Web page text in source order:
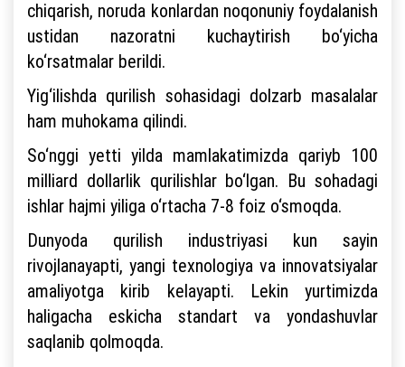
chiqarish, noruda konlardan noqonuniy foydalanish
ustidan nazoratni kuchaytirish bo‘yicha
ko‘rsatmalar berildi.
Yig‘ilishda qurilish sohasidagi dolzarb masalalar
ham muhokama qilindi.
So‘nggi yetti yilda mamlakatimizda qariyb 100
milliard dollarlik qurilishlar bo‘lgan. Bu sohadagi
ishlar hajmi yiliga o‘rtacha 7-8 foiz o‘smoqda.
Dunyoda qurilish industriyasi kun sayin
rivojlanayapti, yangi texnologiya va innovatsiyalar
amaliyotga kirib kelayapti. Lekin yurtimizda
haligacha eskicha standart va yondashuvlar
saqlanib qolmoqda.